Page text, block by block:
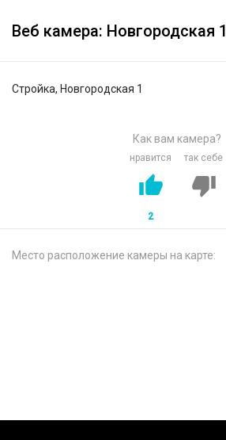
Веб камера: Новгородская 1
Стройка, Новгородская 1
Как вам камера?
нравится так себе
2
Место расположение камеры на карте: